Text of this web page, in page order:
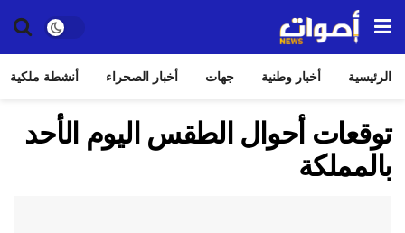
الرئيسية أخبار وطنية جهات أخبار الصحراء أنشطة ملكية
توقعات أحوال الطقس اليوم الأحد
بالمملكة